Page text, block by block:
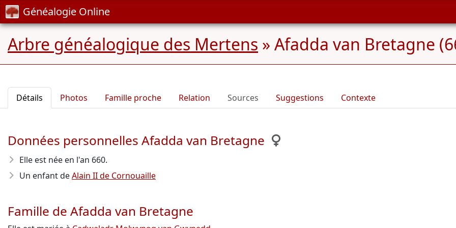
Généalogie Online
Arbre généalogique des Mertens » Afadda van Bretagne
Détails Photos Famille proche Relation Sources Suggestions Contexte
Données personnelles Afadda van Bretagne
Elle est née en l'an 660.
Un enfant deAlain II de Cornouaille
Famille de Afadda van Bretagne